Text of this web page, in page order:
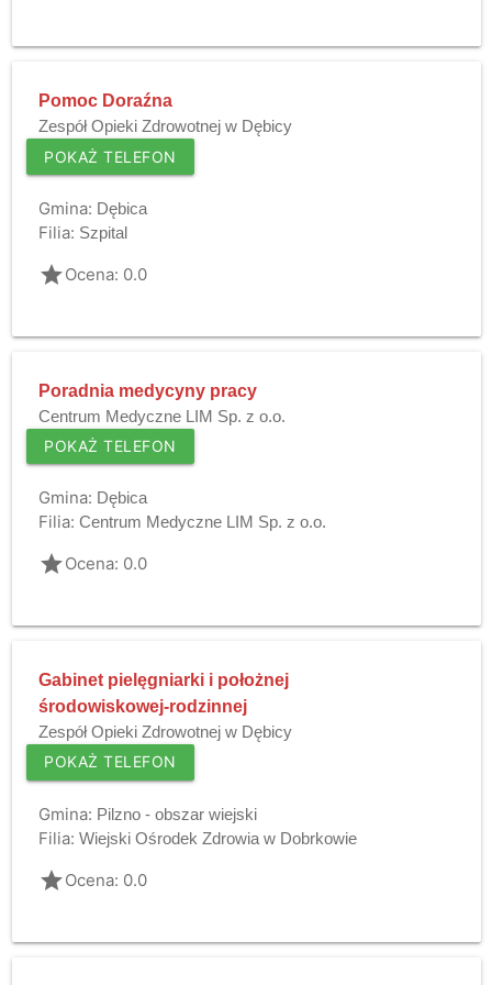
Pomoc Doraźna
Zespół Opieki Zdrowotnej w Dębicy
POKAŻ TELEFON
Gmina: Dębica
Filia: Szpital
gradeOcena: 0.0
Poradnia medycyny pracy
Centrum Medyczne LIM Sp. z o.o.
POKAŻ TELEFON
Gmina: Dębica
Filia: Centrum Medyczne LIM Sp. z o.o.
gradeOcena: 0.0
Gabinet pielęgniarki i położnej
środowiskowej-rodzinnej
Zespół Opieki Zdrowotnej w Dębicy
POKAŻ TELEFON
Gmina: Pilzno - obszar wiejski
Filia: Wiejski Ośrodek Zdrowia w Dobrkowie
gradeOcena: 0.0